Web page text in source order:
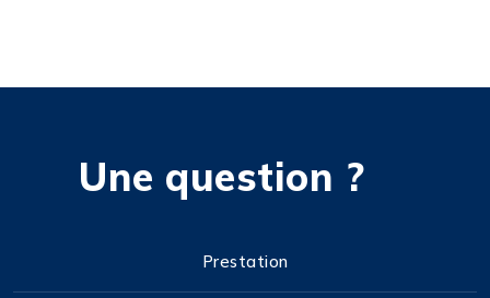
Une question ?
Prestation